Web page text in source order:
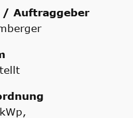
/ Auftraggeber